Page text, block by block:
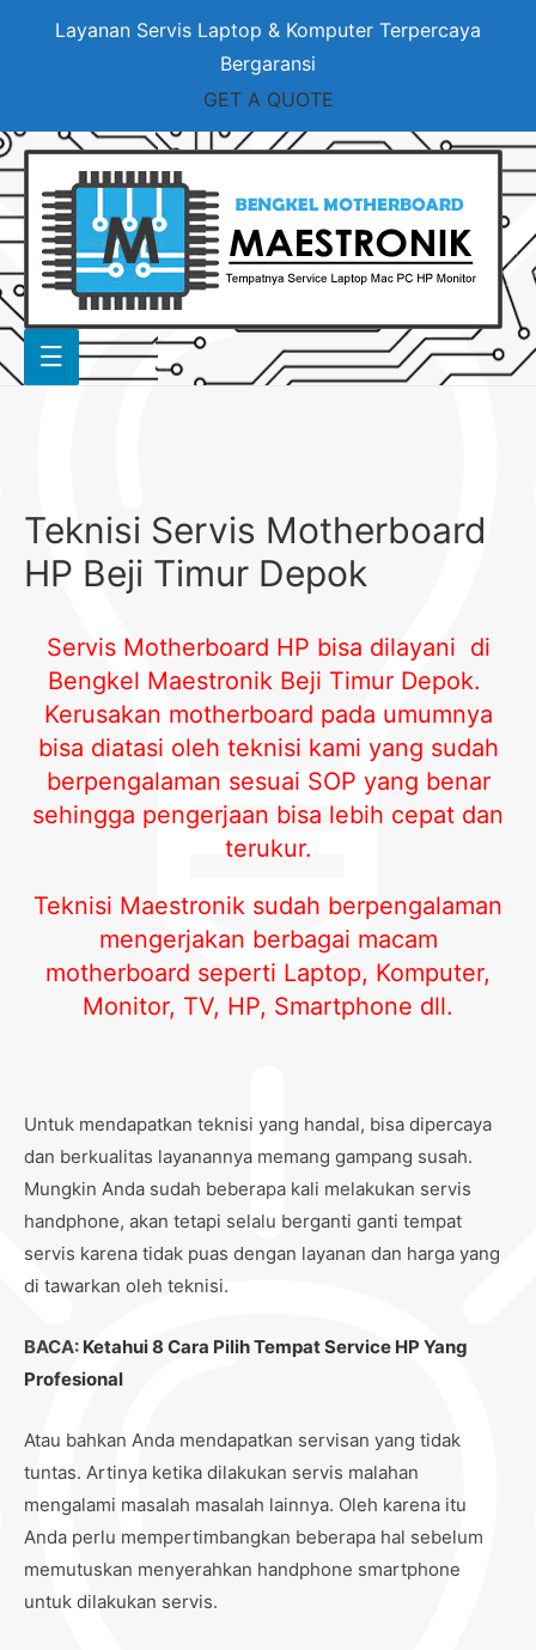
Layanan Servis Laptop & Komputer Terpercaya
Bergaransi
GET A QUOTE
Teknisi Servis Motherboard
HP Beji Timur Depok
Servis Motherboard HP bisa dilayani di
Bengkel Maestronik Beji Timur Depok.
Kerusakan motherboard pada umumnya
bisa diatasi oleh teknisi kami yang sudah
berpengalaman sesuai SOP yang benar
sehingga pengerjaan bisa lebih cepat dan
terukur.
Teknisi Maestronik sudah berpengalaman
mengerjakan berbagai macam
motherboard seperti Laptop, Komputer,
Monitor, TV, HP, Smartphone dll.
Untuk mendapatkan teknisi yang handal, bisa dipercaya
dan berkualitas layanannya memang gampang susah.
Mungkin Anda sudah beberapa kali melakukan servis
handphone, akan tetapi selalu berganti ganti tempat
servis karena tidak puas dengan layanan dan harga yang
di tawarkan oleh teknisi.
BACA: Ketahui 8 Cara Pilih Tempat Service HP Yang
Profesional
Atau bahkan Anda mendapatkan servisan yang tidak
tuntas. Artinya ketika dilakukan servis malahan
mengalami masalah masalah lainnya. Oleh karena itu
Anda perlu mempertimbangkan beberapa hal sebelum
memutuskan menyerahkan handphone smartphone
untuk dilakukan servis.